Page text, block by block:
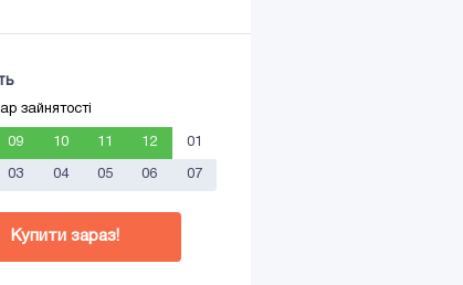
зайнятості
09 10 11 12 01
03 04 05 06 07
Купити зараз!